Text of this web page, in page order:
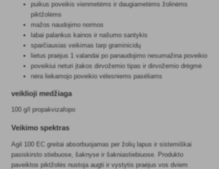
puikus poveikis vienmetėms ir daugiametėms žolinėms
piktžolėms
mažos naudojimo normos
labai palankus kainos ir našumo santykis
sparčiausias veikimas tarp graminicidų
lietus praėjus 1 valandai po panaudojimo nesumažina poveikio
poveikiui neturi įtakos dirvožemio tipas ir dirvožemio drėgmė
nėra liekamojo poveikio vėlesniems pasėliams
veiklioji medžiaga
100 g/l propakvizafopo
Veikimo spektras
Agil 100 EC greitai absorbuojamas per žolių lapus ir sistemiškai
pasiskirsto stiebuose, šaknyse ir šakniastiebiuose. Produkto
paveiktos piktžolės nustoja augti ir vystytis praėjus vos dviem